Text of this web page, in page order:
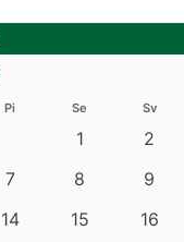
Pi Se Sv
1
2
7 8
9
14 15
16